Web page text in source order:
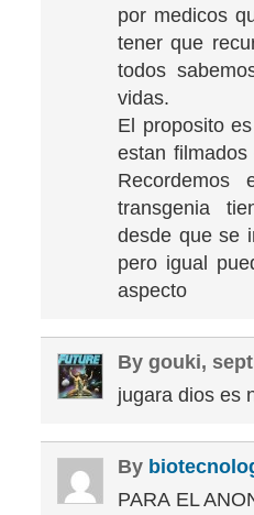
por medicos
tener que
todos
vidas.
El proposito
estan
transgenia
desde que se
pero igual
aspecto
By gouki,
jugara dios es
By
PARA EL